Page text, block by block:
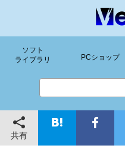
ソフト
ライブラリ
PCショップ
共有